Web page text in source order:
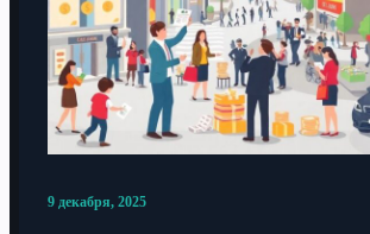
9 декабря, 2025